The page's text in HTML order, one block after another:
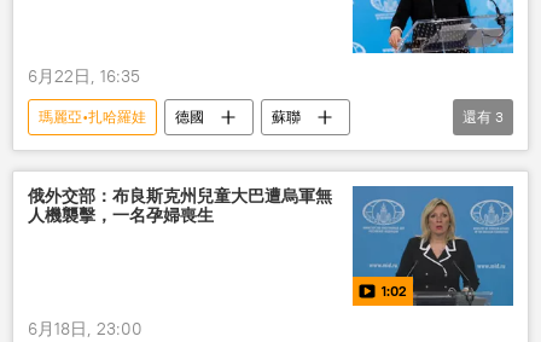
6月22日, 16:35
瑪麗亞•扎哈羅娃 德國
蘇聯
偉大衛國戰爭
俄羅斯 俄外交部
還有 3
俄外交部：布良斯克州兒童大巴遭烏軍無
人機襲擊，一名孕婦喪生
1:02
6月18日, 23:00